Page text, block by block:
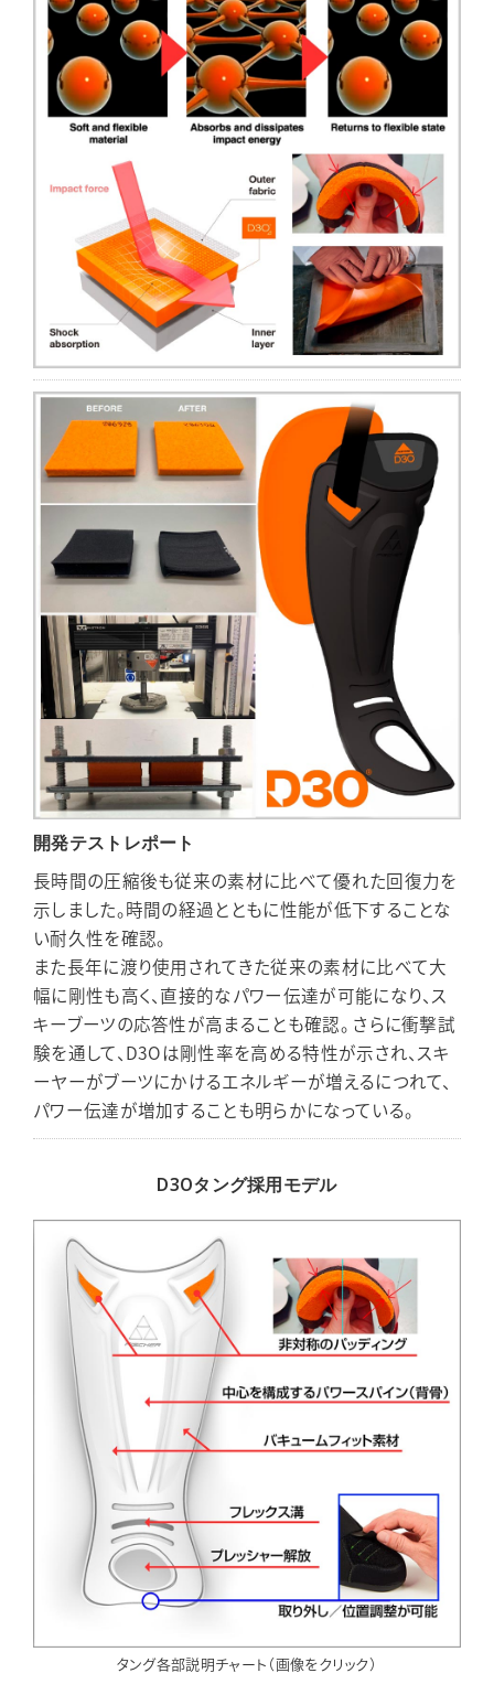
開発テストレポート
長時間の圧縮後も従来の素材に比べて優れた回復力を
示しました。時間の経過とともに性能が低下することな
い耐久性を確認。
また長年に渡り使用されてきた従来の素材に比べて大
幅に剛性も高く、直接的なパワー伝達が可能になり、ス
キーブーツの応答性が高まることも確認。 さらに衝撃試
験を通して、D3Oは剛性率を高める特性が示され、スキ
ーヤーがブーツにかけるエネルギーが増えるにつれて、
パワー伝達が増加することも明らかになっている。
D3Oタング採用モデル
タング各部説明チャート（画像をクリック）